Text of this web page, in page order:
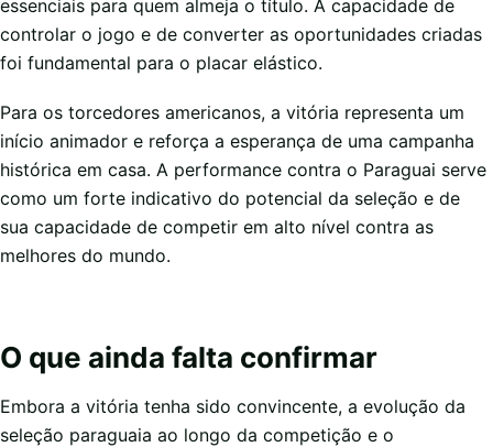
essenciais para quem almeja o título. A capacidade de
controlar o jogo e de converter as oportunidades criadas
foi fundamental para o placar elástico.
Para os torcedores americanos, a vitória representa um
início animador e reforça a esperança de uma campanha
histórica em casa. A performance contra o Paraguai serve
como um forte indicativo do potencial da seleção e de
sua capacidade de competir em alto nível contra as
melhores do mundo.
O que ainda falta confirmar
Embora a vitória tenha sido convincente, a evolução da
seleção paraguaia ao longo da competição e o